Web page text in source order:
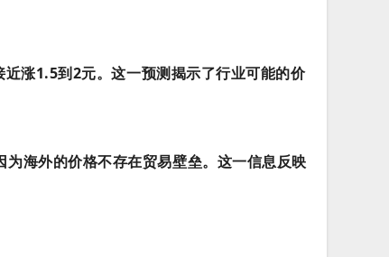
涨1.5到2元。这一预测揭示了行业可能的价
海外的价格不存在贸易壁垒。这一信息反映